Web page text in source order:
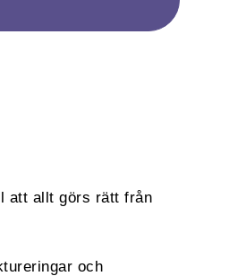
att allt görs rätt från
och